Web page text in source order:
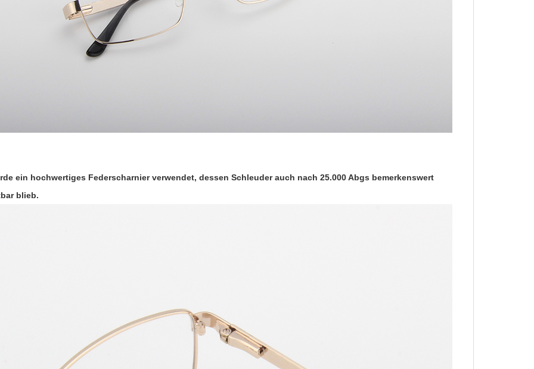
ein hochwertiges Federscharnier verwendet, dessen Schleuder auch nach 25.000 Abgs bemerkenswert
blieb.